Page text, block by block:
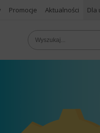
Promocje Aktualności Dla